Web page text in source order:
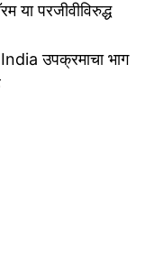
या परजीवीविरुद्ध
उपक्रमाचा भाग